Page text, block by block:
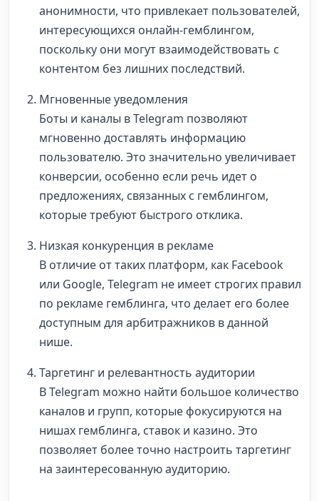
анонимности, что привлекает пользователей,
интересующихся онлайн-гемблингом,
поскольку они могут взаимодействовать с
контентом без лишних последствий.
Мгновенные уведомления
Боты и каналы в Telegram позволяют
мгновенно доставлять информацию
пользователю. Это значительно увеличивает
конверсии, особенно если речь идет о
предложениях, связанных с гемблингом,
которые требуют быстрого отклика.
Низкая конкуренция в рекламе
В отличие от таких платформ, как Facebook
или Google, Telegram не имеет строгих правил
по рекламе гемблинга, что делает его более
доступным для арбитражников в данной
нише.
Таргетинг и релевантность аудитории
В Telegram можно найти большое количество
каналов и групп, которые фокусируются на
нишах гемблинга, ставок и казино. Это
позволяет более точно настроить таргетинг
на заинтересованную аудиторию.